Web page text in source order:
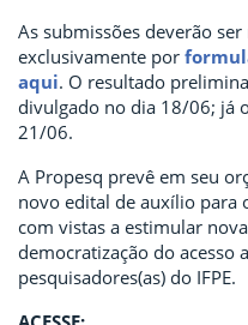
As submissões deverão
exclusivamente por
aqui. O resultado
divulgado no dia 18/06; já
21/06.
A Propesq prevê em seu
novo edital de auxílio para
com vistas a estimular
democratização do acesso
pesquisadores(as) do IFPE.